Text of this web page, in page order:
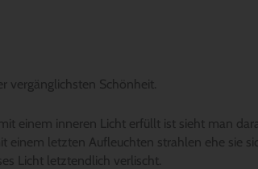
vergänglichsten Schönheit.
einem inneren Licht erfüllt ist sieht man
einem letzten Aufleuchten strahlen ehe sie
Licht letztendlich verlischt.